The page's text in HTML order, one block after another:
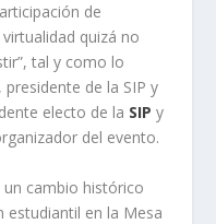
de
quizá no
tal y como lo
de la SIP y
electo de la SIP y
del evento.
cambio histórico
estudiantil en la Mesa